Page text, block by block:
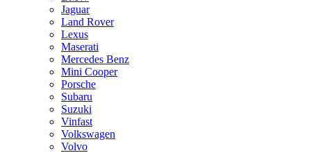
Jaguar
Land Rover
Lexus
Maserati
Mercedes Benz
Mini Cooper
Porsche
Subaru
Suzuki
Vinfast
Volkswagen
Volvo